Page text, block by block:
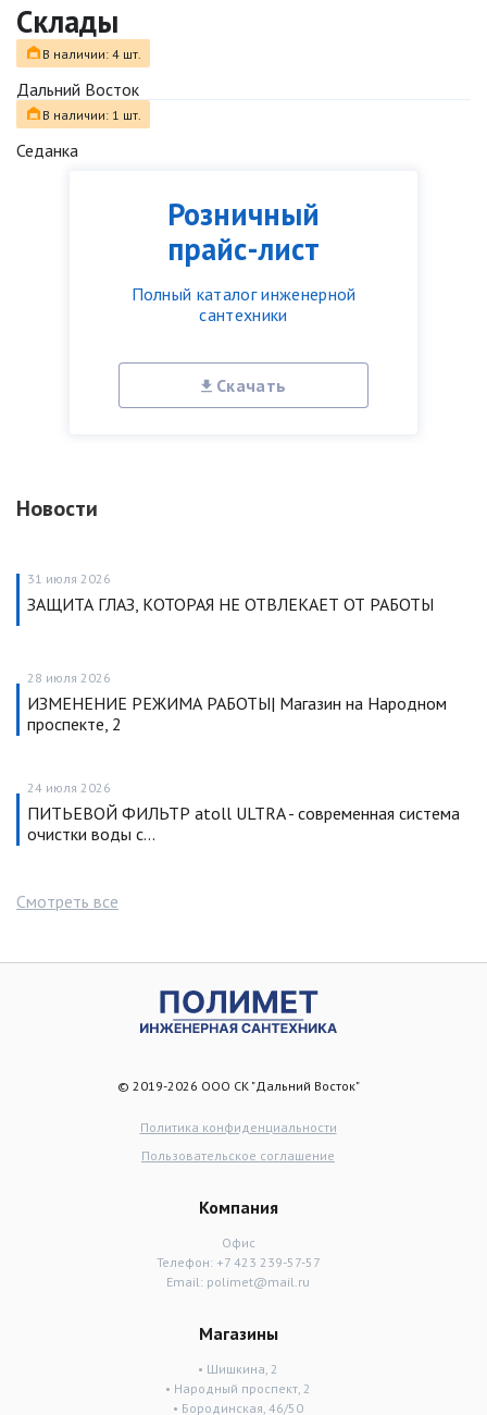
Розничный
прайс-лист
Полный каталог инженерной
сантехники
Скачать
Новости
31 июля 2026
ЗАЩИТА ГЛАЗ, КОТОРАЯ НЕ ОТВЛЕКАЕТ ОТ РАБОТЫ
28 июля 2026
ИЗМЕНЕНИЕ РЕЖИМА РАБОТЫ| Магазин на Народном
проспекте, 2
24 июля 2026
ПИТЬЕВОЙ ФИЛЬТР atoll ULTRA - современная система
очистки воды с…
Смотреть все
Склады
В наличии: 4 шт.
Дальний Восток
В наличии: 1 шт.
Седанка
© 2019-2026 ООО СК "Дальний Восток"
Политика конфиденциальности
Пользовательское соглашение
Компания
Офис
Телефон: +7 423 239-57-57
Email: polimet@mail.ru
Магазины
• Шишкина, 2
• Народный проспект, 2
• Бородинская, 46/50